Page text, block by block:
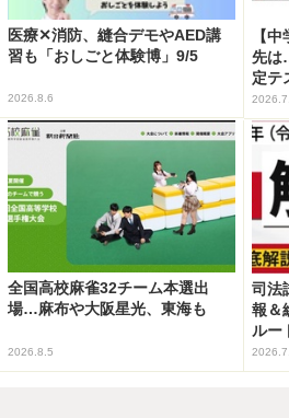
医療✕消防、縫合デモやAED講
習も「おしごと体験博」9/5
2026.8.6
【
先は
定テ
全国高校麻雀32チーム本選出
場…麻布や大阪星光、東海も
2026.8.5
司法
報＆
ルー